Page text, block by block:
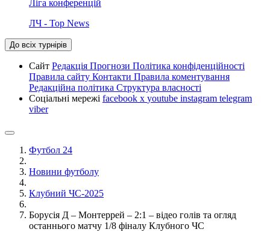
Ліга конференцій
ЛЧ - Top News
До всіх турнірів
Сайт Редакція Прогнози Політика конфіденційності
Правила сайту Контакти Правила коментування
Редакційна політика Структура власності
Соціальні мережі facebook x youtube instagram telegram
viber
Футбол 24
Новини футболу
Клубний ЧС-2025
Борусія Д – Монтеррей – 2:1 – відео голів та огляд
останнього матчу 1/8 фіналу Клубного ЧС